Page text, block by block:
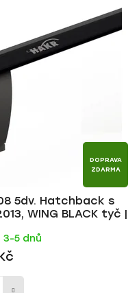
DOPRAVA
ZDARMA
5dv. Hatchback s
WING BLACK tyč |
3-5 dnů